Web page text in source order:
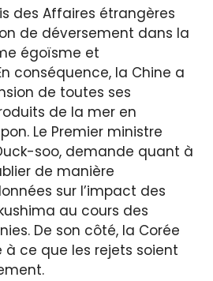
des Affaires étrangères
de déversement dans la
égoïsme et
conséquence, la Chine a
de toutes ses
de la mer en
Le Premier ministre
soo, demande quant à
de manière
sur l’impact des
au cours des
De son côté, la Corée
ce que les rejets soient